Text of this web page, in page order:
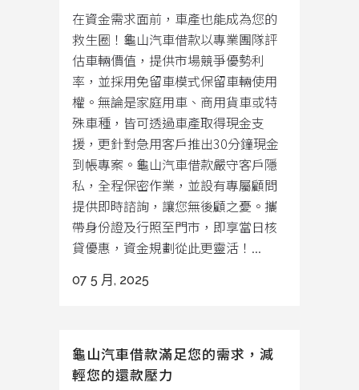
在資金需求面前，車產也能成為您的
救生圈！龜山汽車借款以專業團隊評
估車輛價值，提供市場競爭優勢利
率，並採用免留車模式保留車輛使用
權。無論是家庭用車、商用貨車或特
殊車種，皆可透過車產取得現金支
援，更針對急用客戶推出30分鐘現金
到帳專案。龜山汽車借款嚴守客戶隱
私，全程保密作業，並設有專屬顧問
提供即時諮詢，讓您無後顧之憂。攜
帶身份證及行照至門市，即享當日核
貸優惠，資金規劃從此更靈活！...
07 5 月, 2025
龜山汽車借款滿足您的需求，減
輕您的還款壓力